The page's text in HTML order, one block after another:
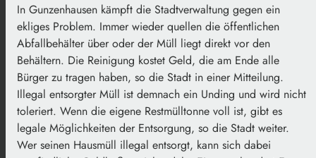
In Gunzenhausen kämpft die Stadtverwaltung gegen ein
ekliges Problem. Immer wieder quellen die öffentlichen
Abfallbehälter über oder der Müll liegt direkt vor den
Behältern. Die Reinigung kostet Geld, die am Ende alle
Bürger zu tragen haben, so die Stadt in einer Mitteilung.
Illegal entsorgter Müll ist demnach ein Unding und wird nicht
toleriert. Wenn die eigene Restmülltonne voll ist, gibt es
legale Möglichkeiten der Entsorgung, so die Stadt weiter.
Wer seinen Hausmüll illegal entsorgt, kann sich dabei